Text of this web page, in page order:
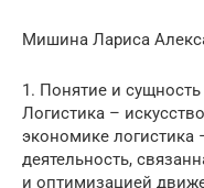
Мишина Лариса
1. Понятие и сущность
Логистика –
экономике логистика
деятельность,
и оптимизацией